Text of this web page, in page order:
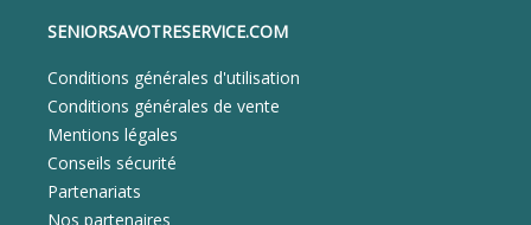
SENIORSAVOTRESERVICE.COM
Conditions générales d'utilisation
Conditions générales de vente
Mentions légales
Conseils sécurité
Partenariats
Nos partenaires